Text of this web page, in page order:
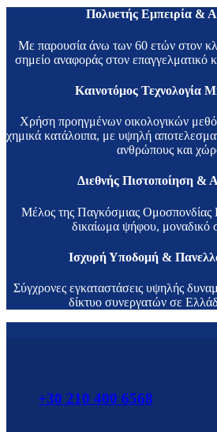
Πολυετής Εμπειρία &
Με παρουσία άνω των 60 ετών στον
σημείο αναφοράς στον επαγγελματικό
Καινοτόμος Τεχνολογία
Χρήση προηγμένων οικολογικών
χημικά κατάλοιπα, με υψηλή
ανθρώπους και
Διεθνής Πιστοποίηση &
Μέλος της Παγκόσμιας
δικαίωμα ψήφου, μοναδικό
Ισχυρή Υποδομή &
Σύγχρονες εγκαταστάσεις υψηλής
δίκτυο συνεργατών σε
+30 210 400 6568